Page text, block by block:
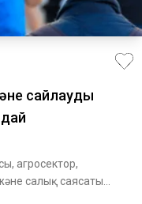
сайлауды
агросектор,
салық саясаты